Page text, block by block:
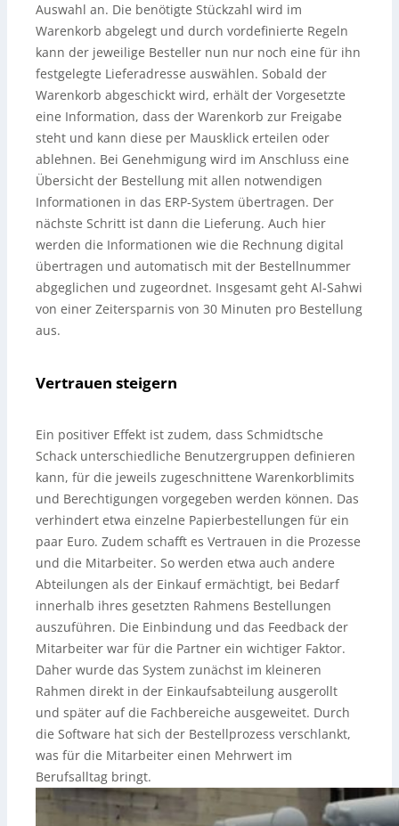
Auswahl an. Die benötigte Stückzahl wird im
Warenkorb abgelegt und durch vordefinierte Regeln
kann der jeweilige Besteller nun nur noch eine für ihn
festgelegte Lieferadresse auswählen. Sobald der
Warenkorb abgeschickt wird, erhält der Vorgesetzte
eine Information, dass der Warenkorb zur Freigabe
steht und kann diese per Mausklick erteilen oder
ablehnen. Bei Genehmigung wird im Anschluss eine
Übersicht der Bestellung mit allen notwendigen
Informationen in das ERP-System übertragen. Der
nächste Schritt ist dann die Lieferung. Auch hier
werden die Informationen wie die Rechnung digital
übertragen und automatisch mit der Bestellnummer
abgeglichen und zugeordnet. Insgesamt geht Al-Sahwi
von einer Zeitersparnis von 30 Minuten pro Bestellung
aus.
Vertrauen steigern
Ein positiver Effekt ist zudem, dass Schmidtsche
Schack unterschiedliche Benutzergruppen definieren
kann, für die jeweils zugeschnittene Warenkorblimits
und Berechtigungen vorgegeben werden können. Das
verhindert etwa einzelne Papierbestellungen für ein
paar Euro. Zudem schafft es Vertrauen in die Prozesse
und die Mitarbeiter. So werden etwa auch andere
Abteilungen als der Einkauf ermächtigt, bei Bedarf
innerhalb ihres gesetzten Rahmens Bestellungen
auszuführen. Die Einbindung und das Feedback der
Mitarbeiter war für die Partner ein wichtiger Faktor.
Daher wurde das System zunächst im kleineren
Rahmen direkt in der Einkaufsabteilung ausgerollt
und später auf die Fachbereiche ausgeweitet. Durch
die Software hat sich der Bestellprozess verschlankt,
was für die Mitarbeiter einen Mehrwert im
Berufsalltag bringt.